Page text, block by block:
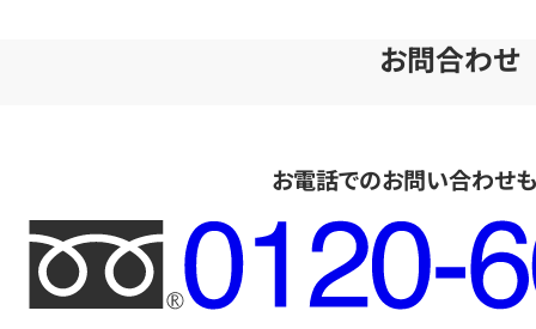
お問合わせ
お電話でのお問い合わせ
フ
リ
ー